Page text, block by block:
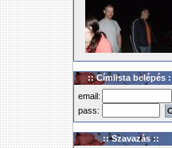
:: Címlista belépés
email:
pass:
:: Szavazás ::